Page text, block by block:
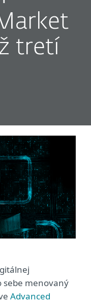
tretí
sebe menovaný
Advanced